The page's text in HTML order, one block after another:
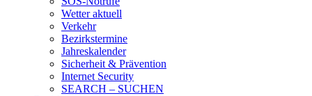
Wetter aktuell
Verkehr
Bezirkstermine
Jahreskalender
Sicherheit & Prävention
Internet Security
SEARCH – SUCHEN